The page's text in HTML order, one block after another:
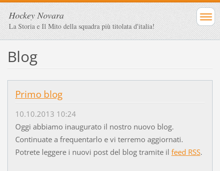
Hockey Novara
La Storia e Il Mito della squadra più titolata d'italia!
Blog
Primo blog
10.10.2013 10:24
Oggi abbiamo inaugurato il nostro nuovo blog.
Continuate a frequentarlo e vi terremo aggiornati.
Potrete leggere i nuovi post del blog tramite il feed RSS.